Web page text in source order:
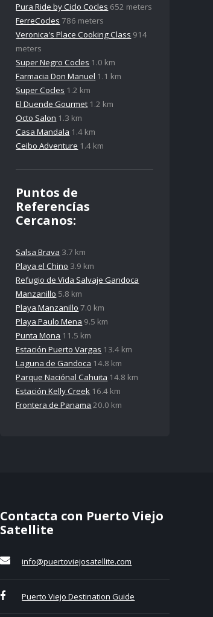
Pura Ride by Ciclo Cocles 652 meters
FerreCocles 786 meters
Veronica's Place Cooking Class 914
meters
Super Negro Cocles 1.0 km
Farmacia Don Manuel 1.1 km
Super Cocles 1.2 km
El Duende Gourmet 1.2 km
Octo Salon 1.3 km
Casa Mandala 1.4 km
Ceibo Adventure 1.4 km
Puntos de
Referencías
Cercanos:
Salsa Brava 3.7 km
Playa el Chino 3.9 km
Refugio de Vida Salvaje Gandoca
Manzanillo 5.8 km
Playa Manzanillo 7.0 km
Playa Paulo Mena 9.5 km
Punta Mona 11.5 km
Estación Puerto Vargas 13.4 km
Laguna de Gandoca 14.8 km
Parque Naciónal Cahuita 14.8 km
Estación Kelly Creek 16.4 km
Frontera de Panama 20.0 km
Contacta con Puerto Viejo
Satellite
info@puertoviejosatellite.com
Puerto Viejo Destination Guide